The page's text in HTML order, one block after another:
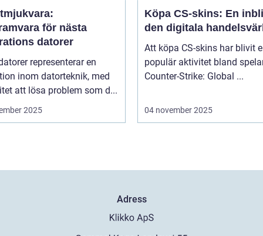
för nästa
datorer
representerar en
inom datorteknik, med
att lösa problem som d...
2025
Köpa CS-skins: En
den digitala
Att köpa CS-skins har blivit
populär aktivitet bland
Counter-Strike: Global ...
04 november 2025
Adress